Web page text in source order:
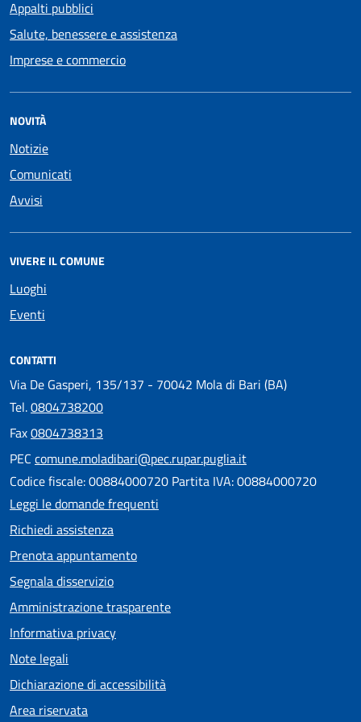
Appalti pubblici
Salute, benessere e assistenza
Imprese e commercio
NOVITÀ
Notizie
Comunicati
Avvisi
VIVERE IL COMUNE
Luoghi
Eventi
CONTATTI
Via De Gasperi, 135/137 - 70042 Mola di Bari (BA)
Tel.0804738200
Fax0804738313
PEC comune.moladibari@pec.rupar.puglia.it
Codice fiscale: 00884000720 Partita IVA: 00884000720
Leggi le domande frequenti
Richiedi assistenza
Prenota appuntamento
Segnala disservizio
Amministrazione trasparente
Informativa privacy
Note legali
Dichiarazione di accessibilità
Area riservata